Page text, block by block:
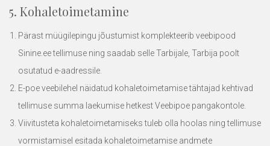
5. Kohaletoimetamine
Pärast müügilepingu jõustumist komplekteerib veebipood
Sinine.eetellimuse ning saadab selle Tarbijale, Tarbija poolt
osutatud e-aadressile.
E-poe veebilehel näidatud kohaletoimetamise tähtajad kehtivad
tellimuse summa laekumise hetkest Veebipoe pangakontole.
Viivitusteta kohaletoimetamiseks tuleb olla hoolas ning tellimuse
vormistamisel esitada kohaletoimetamise andmete